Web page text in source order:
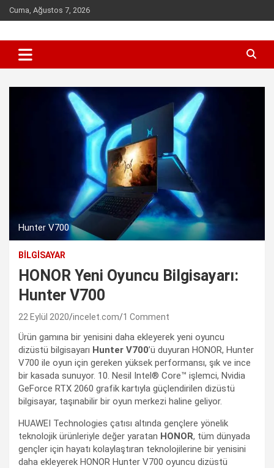
Skip
to
Cuma, Ağustos 7, 2026
incelet.com
Hunter V700
BILGISAYAR
HONOR Yeni Oyuncu Bilgisayarı:
Hunter V700
22 Eylül 2020 incelet.com 1 Comment
Ürün gamına bir yenisini daha ekleyerek yeni oyuncu
dizüstü bilgisayarı Hunter V700’ü duyuran HONOR, Hunter
V700 ile oyun için gereken yüksek performansı, şık ve ince
bir kasada sunuyor. 10. Nesil Intel® Core™ işlemci, Nvidia
GeForce RTX 2060 grafik kartıyla güçlendirilen dizüstü
bilgisayar, taşınabilir bir oyun merkezi haline geliyor.
HUAWEI Technologies çatısı altında gençlere yönelik
teknolojik ürünleriyle değer yaratan HONOR, tüm dünyada
gençler için hayatı kolaylaştıran teknolojilerine bir yenisini
daha ekleyerek HONOR Hunter V700 oyuncu dizüstü